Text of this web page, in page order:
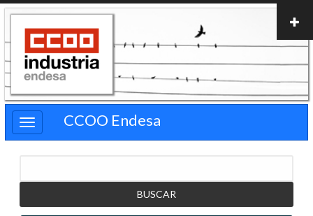
Pasar
contenido
principal
CCOO Endesa